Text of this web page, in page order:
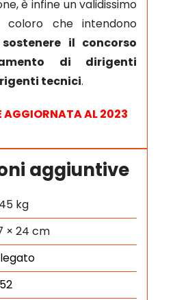
è infine un validissimo
che intendono
il concorso
di dirigenti
tecnici.
AGGIORNATA AL 2023
aggiuntive
kg
× 24 cm